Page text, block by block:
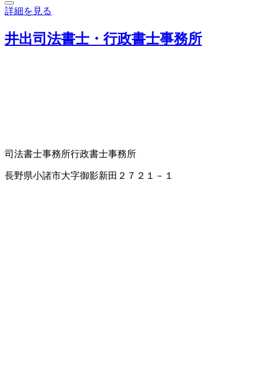
詳細を見る
井出司法書士・行政書士事務所
司法書士事務所行政書士事務所
長野県小諸市大字御影新田２７２１－１